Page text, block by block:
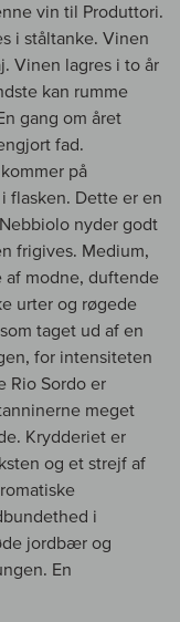
vin til Produttori.
i ståltanke. Vinen
Vinen lagres i to år
kan rumme
gang om året
fad.
på
flasken. Dette er en
nyder godt
frigives. Medium,
af modne, duftende
urter og røgede
taget ud af en
for intensiteten
Rio Sordo er
meget
Krydderiet er
og et strejf af
i
jordbær og
En